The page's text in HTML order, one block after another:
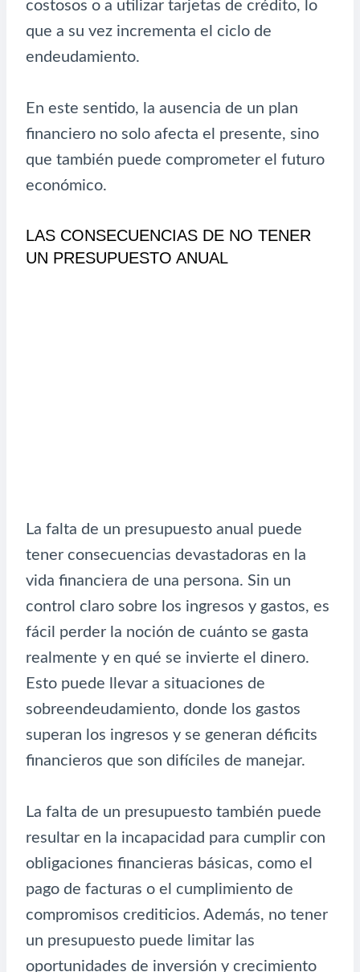
costosos o a utilizar tarjetas de crédito, lo
que a su vez incrementa el ciclo de
endeudamiento.
En este sentido, la ausencia de un plan
financiero no solo afecta el presente, sino
que también puede comprometer el futuro
económico.
LAS CONSECUENCIAS DE NO TENER
UN PRESUPUESTO ANUAL
La falta de un presupuesto anual puede
tener consecuencias devastadoras en la
vida financiera de una persona. Sin un
control claro sobre los ingresos y gastos, es
fácil perder la noción de cuánto se gasta
realmente y en qué se invierte el dinero.
Esto puede llevar a situaciones de
sobreendeudamiento, donde los gastos
superan los ingresos y se generan déficits
financieros que son difíciles de manejar.
La falta de un presupuesto también puede
resultar en la incapacidad para cumplir con
obligaciones financieras básicas, como el
pago de facturas o el cumplimiento de
compromisos crediticios. Además, no tener
un presupuesto puede limitar las
oportunidades de inversión y crecimiento